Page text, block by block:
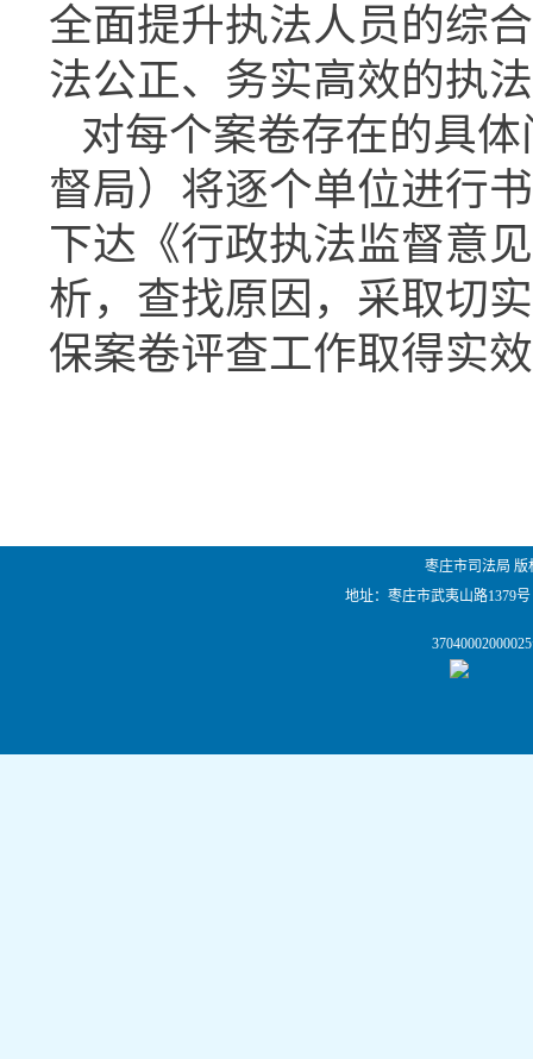
全面提升执法人员的综
法公正、务实高效的执
对每个案卷存在的具
督局）将逐个单位进行
下达《行政执法监督意
析，查找原因，采取切
保案卷评查工作取得实
枣庄市司法局
地址：枣庄市武夷山路1379号